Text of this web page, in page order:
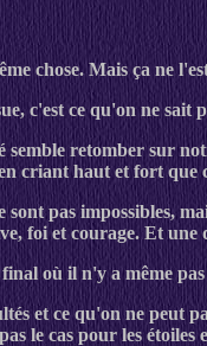
chose. Mais ça ne
c'est ce qu'on ne sait
retomber sur
criant haut et fort que
pas impossibles,
foi et courage. Et
où il n'y a même
et ce qu'on ne peut
le cas pour les étoiles